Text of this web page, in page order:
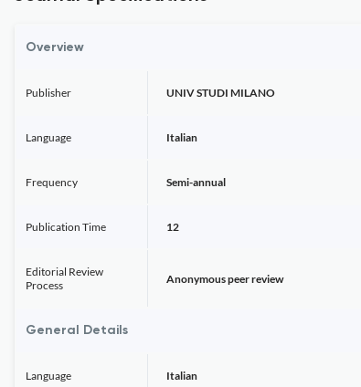
Overview
Publisher UNIV STUDI MILANO
Language Italian
Frequency Semi-annual
Publication Time 12
Editorial Review
Process
Anonymous peer review
General Details
Language Italian